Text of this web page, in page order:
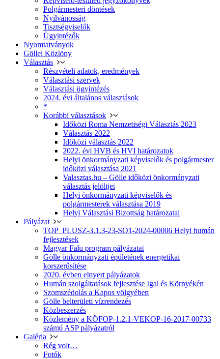
Polgármesteri döntések
Nyilvánosság
Tisztségviselők
Ügyintézők
Nyomtatványok
Göllei Közlöny
Választás
Részvételi adatok, eredmények
Választási szervek
Választási ügyintézés
2024. évi általános választások
*
Korábbi választások
Időközi Roma Nemzetiségi Választás 2023
Választás 2022
Időközi választás 2022
2022. évi HVB és HVI határozatok
Helyi önkormányzati képviselők és polgármester
időközi választása 2021
Valasztas.hu – Gölle időközi önkormányzati
választás jelöltjei
Helyi önkormányzati képviselők és
polgármesterek választása 2019
Helyi Választási Bizottság határozatai
Pályázat
TOP_PLUSZ-3.1.3-23-SO1-2024-00006 Helyi humán
fejlesztések
Magyar Falu program pályázatai
Gölle önkormányzati épületének energetikai
korszerűsítése
2020. évben elnyert pályázatok
Humán szolgáltatások fejlesztése Igal és Környékén
Szomszédolás a Kapos völgyében
Gölle belterületi vízrendezés
Közbeszerzés
Közlemény a KÖFOP-1.2.1-VEKOP-16-2017-00733
számú ASP pályázatról
Galéria
Rég volt…
Fotók